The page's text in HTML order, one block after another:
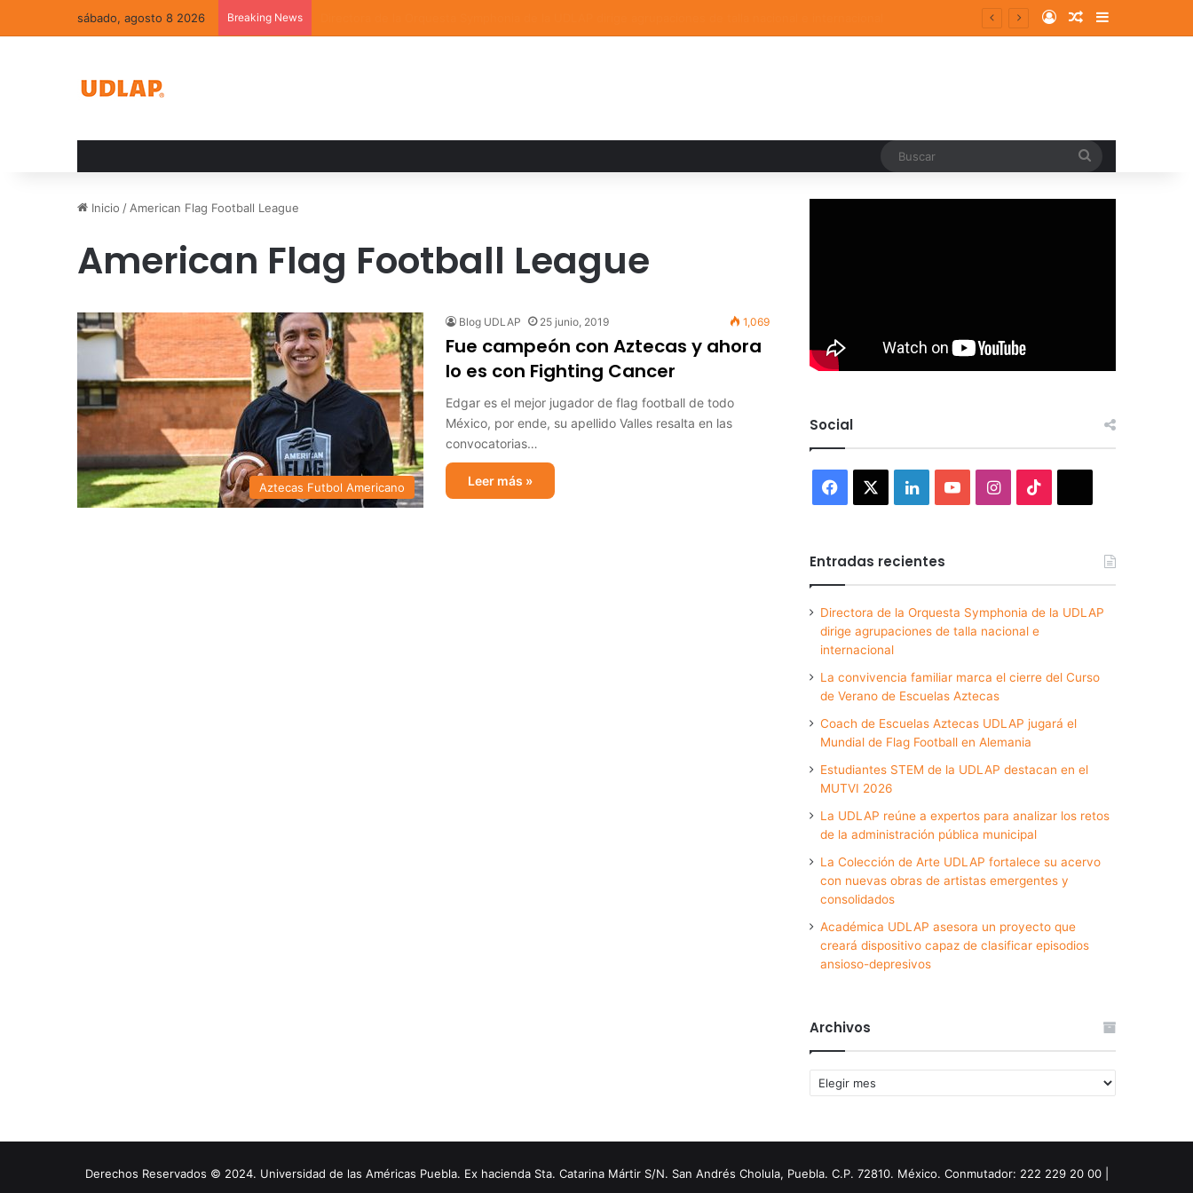
sábado, agosto 8 2026 Breaking News Log InRandom Article
Sidebar
Inicio / American Flag Football League
American Flag Football League
Aztecas Futbol Americano
Blog UDLAP 25 junio, 2019 1,069
Fue campeón con Aztecas y ahora
lo es con Fighting Cancer
Edgar es el mejor jugador de flag football de todo
México, por ende, su apellido Valles resalta en las
convocatorias…
Leer más »
Social
Facebook LinkedInYouTubeInstagram
Entradas recientes
Directora de la Orquesta Symphonia de la UDLAP
dirige agrupaciones de talla nacional e
internacional
La convivencia familiar marca el cierre del Curso
de Verano de Escuelas Aztecas
Coach de Escuelas Aztecas UDLAP jugará el
Mundial de Flag Football en Alemania
Estudiantes STEM de la UDLAP destacan en el
MUTVI 2026
La UDLAP reúne a expertos para analizar los retos
de la administración pública municipal
La Colección de Arte UDLAP fortalece su acervo
con nuevas obras de artistas emergentes y
consolidados
Académica UDLAP asesora un proyecto que
creará dispositivo capaz de clasificar episodios
ansioso-depresivos
Archivos
Archivos
Derechos Reservados © 2024. Universidad de las Américas Puebla. Ex hacienda Sta. Catarina Mártir S/N. San Andrés Cholula, Puebla. C.P. 72810. México. Conmutador: 222 229 20 00 |